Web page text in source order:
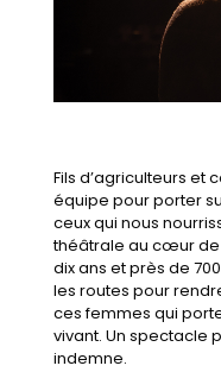
Fils d’agriculteurs et
équipe pour porter
ceux qui nous
théâtrale au cœur de
dix ans et près de
les routes pour
ces femmes qui
vivant. Un spectacle
indemne.